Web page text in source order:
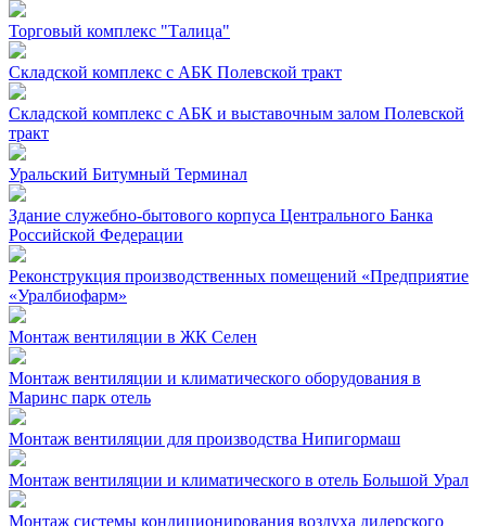
Торговый комплекс "Талица"
Складской комплекс с АБК Полевской тракт
Складской комплекс с АБК и выставочным залом Полевской
тракт
Уральский Битумный Терминал
Здание служебно-бытового корпуса Центрального Банка
Российской Федерации
Реконструкция производственных помещений «Предприятие
«Уралбиофарм»
Монтаж вентиляции в ЖК Селен
Монтаж вентиляции и климатического оборудования в
Маринс парк отель
Монтаж вентиляции для производства Нипигормаш
Монтаж вентиляции и климатического в отель Большой Урал
Монтаж системы кондиционирования воздуха дилерского